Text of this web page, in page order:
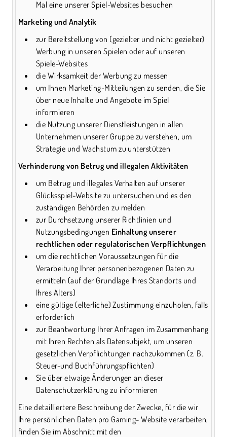
Mal eine unserer Spiel-Websites besuchen
Marketing und Analytik
zur Bereitstellung von (gezielter und nicht gezielter)
Werbung in unseren Spielen oder auf unseren
Spiele-Websites
die Wirksamkeit der Werbung zu messen
um Ihnen Marketing-Mitteilungen zu senden, die Sie
über neue Inhalte und Angebote im Spiel
informieren
die Nutzung unserer Dienstleistungen in allen
Unternehmen unserer Gruppe zu verstehen, um
Strategie und Wachstum zu unterstützen
Verhinderung von Betrug und illegalen Aktivitäten
um Betrug und illegales Verhalten auf unserer
Glücksspiel-Website zu untersuchen und es den
zuständigen Behörden zu melden
zur Durchsetzung unserer Richtlinien und
Nutzungsbedingungen Einhaltung unserer
rechtlichen oder regulatorischen Verpflichtungen
um die rechtlichen Voraussetzungen für die
Verarbeitung Ihrer personenbezogenen Daten zu
ermitteln (auf der Grundlage Ihres Standorts und
Ihres Alters)
eine gültige (elterliche) Zustimmung einzuholen, falls
erforderlich
zur Beantwortung Ihrer Anfragen im Zusammenhang
mit Ihren Rechten als Datensubjekt, um unseren
gesetzlichen Verpflichtungen nachzukommen (z. B.
Steuer-und Buchführungspflichten)
Sie über etwaige Änderungen an dieser
Datenschutzerklärung zu informieren
Eine detailliertere Beschreibung der Zwecke, für die wir
Ihre persönlichen Daten pro Gaming- Website verarbeiten,
finden Sie im Abschnitt mit den